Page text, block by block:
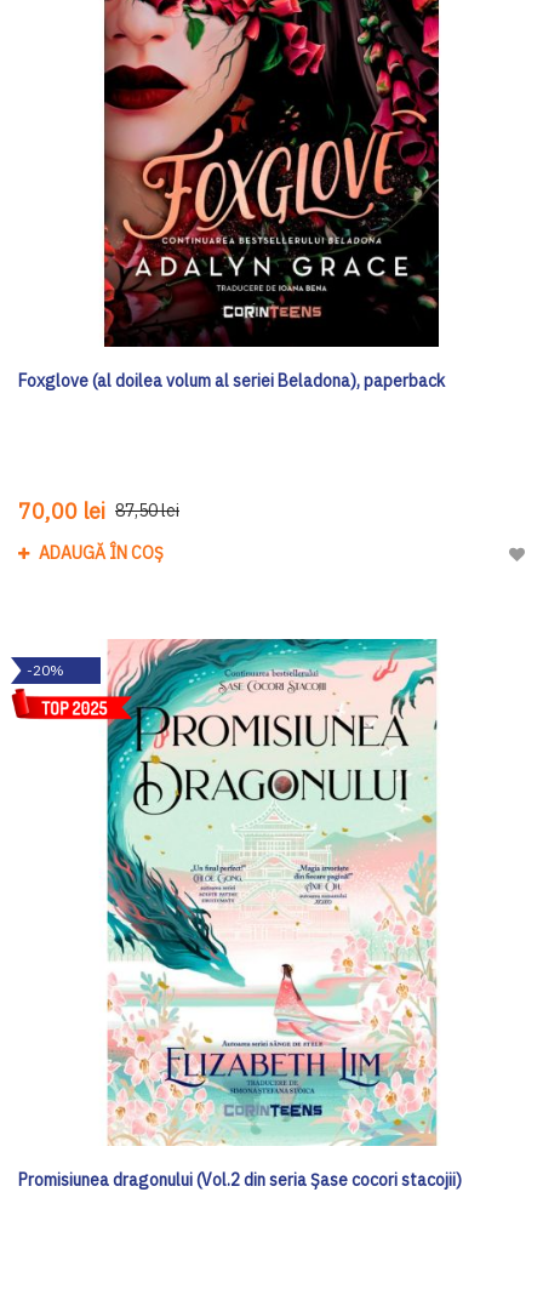
Foxglove (al doilea volum al seriei Beladona), paperback
70,00 lei 87,50 lei
ADAUGĂ ÎN COȘ
-20%
Promisiunea dragonului (Vol.2 din seria Șase cocori stacojii)